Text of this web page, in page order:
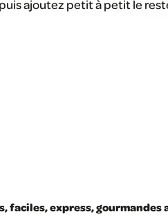
ajoutez petit à petit le
faciles, express,